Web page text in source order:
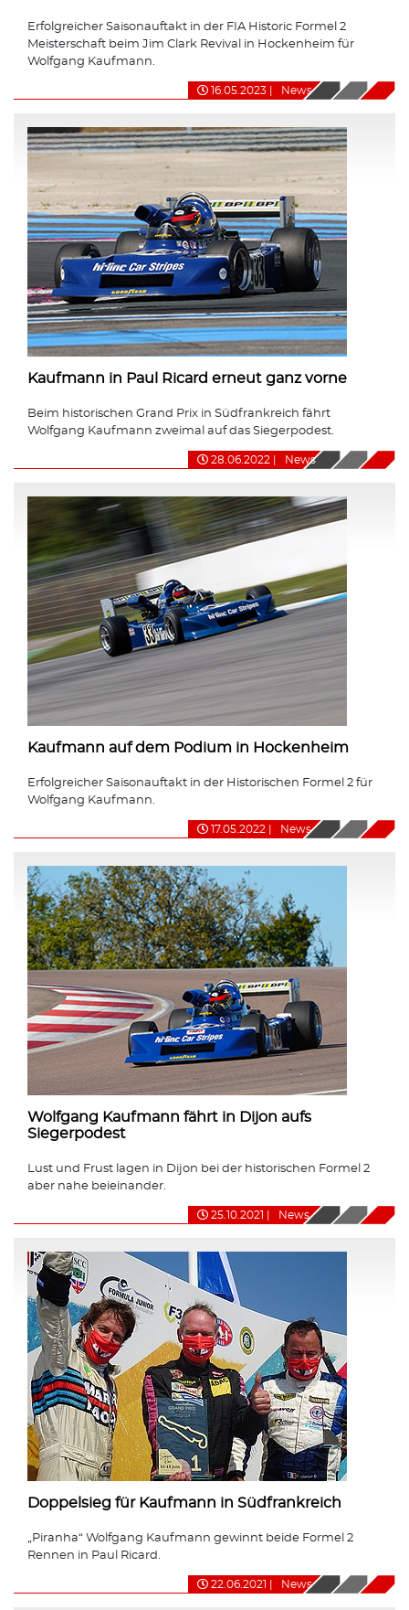
Erfolgreicher Saisonauftakt in der FIA Historic Formel 2
Meisterschaft beim Jim Clark Revival in Hockenheim für
Wolfgang Kaufmann.
16.05.2023 News
Kaufmann in Paul Ricard erneut ganz vorne
Beim historischen Grand Prix in Südfrankreich fährt
Wolfgang Kaufmann zweimal auf das Siegerpodest.
28.06.2022 News
Kaufmann auf dem Podium in Hockenheim
Erfolgreicher Saisonauftakt in der Historischen Formel 2 für
Wolfgang Kaufmann.
17.05.2022 News
Wolfgang Kaufmann fährt in Dijon aufs
Siegerpodest
Lust und Frust lagen in Dijon bei der historischen Formel 2
aber nahe beieinander.
25.10.2021 News
Doppelsieg für Kaufmann in Südfrankreich
„Piranha“ Wolfgang Kaufmann gewinnt beide Formel 2
Rennen in Paul Ricard.
22.06.2021 News